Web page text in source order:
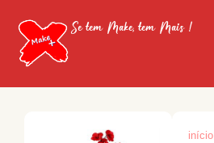
Se tem Make, tem Mais !
início